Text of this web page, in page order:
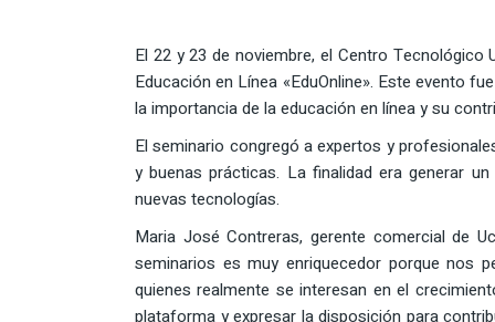
El 22 y 23 de noviembre, el Centro
Educación en Línea «EduOnline». Este evento
la importancia de la educación en línea y su
El seminario congregó a expertos y
y buenas prácticas. La finalidad era generar
nuevas tecnologías.
Maria José Contreras, gerente comercial de
seminarios es muy enriquecedor porque nos
quienes realmente se interesan en el
plataforma y expresar la disposición para